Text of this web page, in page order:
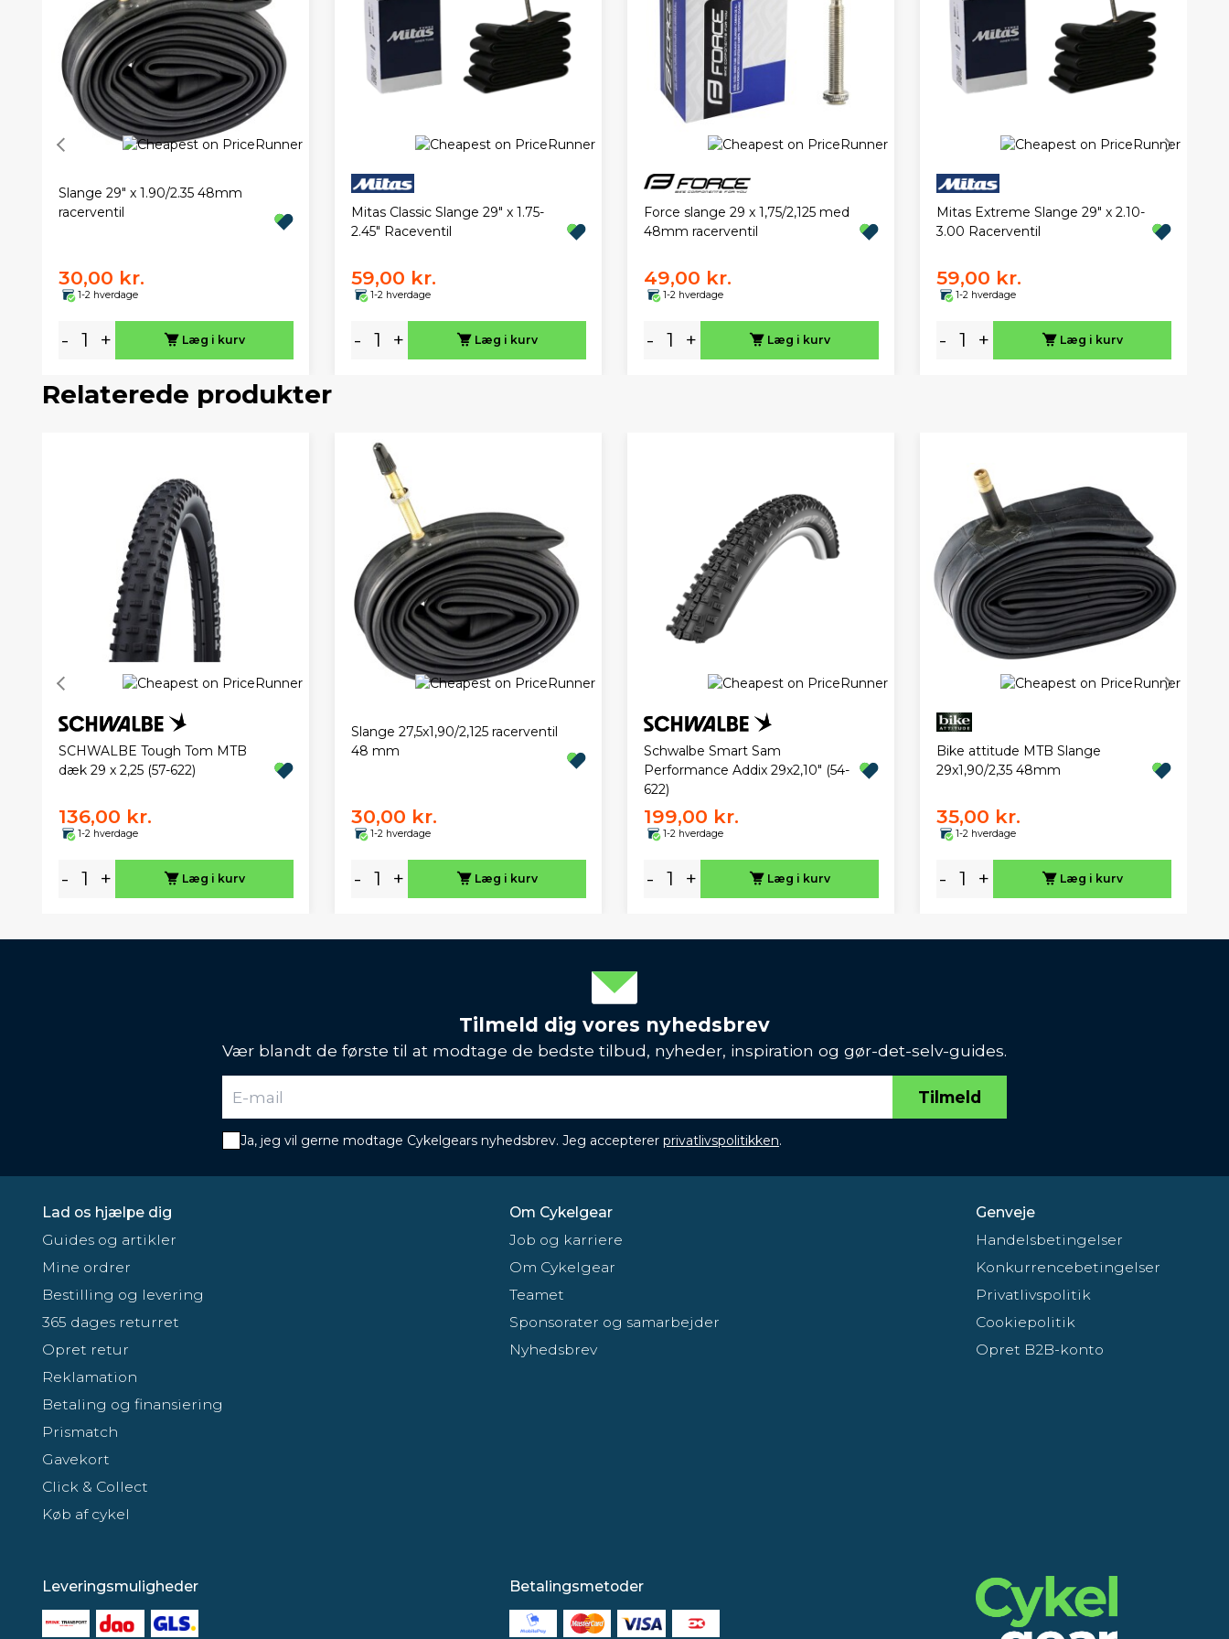
Slange 29" x 1.90/2.35 48mm
racerventil
30,00 kr.
1-2 hverdage
- + Læg i kurv
Mitas Classic Slange 29" x 1.75-
2.45" Raceventil
59,00 kr.
1-2 hverdage
- + Læg i kurv
Force slange 29 x 1,75/2,125 med
48mm racerventil
49,00 kr.
1-2 hverdage
- + Læg i kurv
Mitas Extreme Slange 29" x 2.10-
3.00 Racerventil
59,00 kr.
1-2 hverdage
- + Læg i kurv
Relaterede produkter
SCHWALBE Tough Tom MTB
dæk 29 x 2,25 (57-622)
136,00 kr.
1-2 hverdage
- + Læg i kurv
Slange 27,5x1,90/2,125 racerventil
48 mm
30,00 kr.
1-2 hverdage
- + Læg i kurv
Schwalbe Smart Sam
Performance Addix 29x2,10" (54-
622)
199,00 kr.
1-2 hverdage
- + Læg i kurv
Bike attitude MTB Slange
29x1,90/2,35 48mm
35,00 kr.
1-2 hverdage
- + Læg i kurv
Tilmeld dig vores nyhedsbrev
Vær blandt de første til at modtage de bedste tilbud, nyheder, inspiration og gør-det-selv-guides.
Tilmeld
Ja, jeg vil gerne modtage Cykelgears nyhedsbrev. Jeg accepterer privatlivspolitikken.
Lad os hjælpe dig
Guides og artikler
Mine ordrer
Bestilling og levering
365 dages returret
Opret retur
Reklamation
Betaling og finansiering
Prismatch
Gavekort
Click & Collect
Køb af cykel
Om Cykelgear
Job og karriere
Om Cykelgear
Teamet
Sponsorater og samarbejder
Nyhedsbrev
Genveje
Handelsbetingelser
Konkurrencebetingelser
Privatlivspolitik
Cookiepolitik
Opret B2B-konto
Leveringsmuligheder Betalingsmetoder